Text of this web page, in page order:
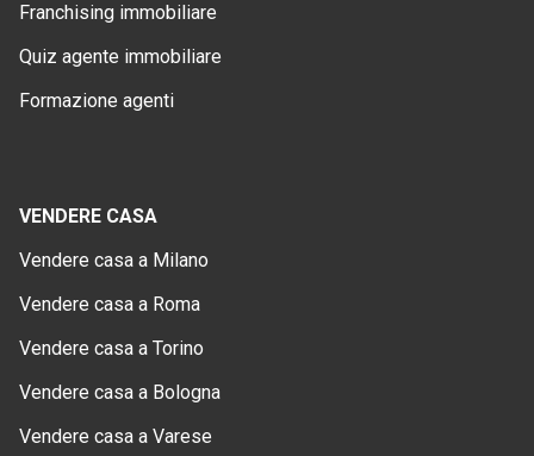
Franchising immobiliare
Quiz agente immobiliare
Formazione agenti
VENDERE CASA
Vendere casa a Milano
Vendere casa a Roma
Vendere casa a Torino
Vendere casa a Bologna
Vendere casa a Varese